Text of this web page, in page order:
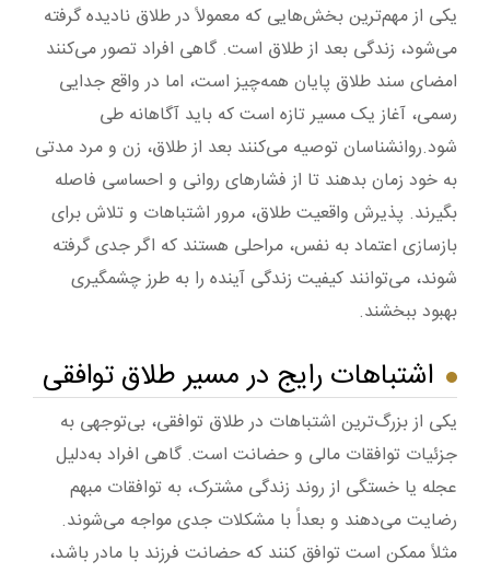
یکی از مهم‌ترین بخش‌هایی که معمولاً در طلاق نادیده گرفته
می‌شود، زندگی بعد از طلاق است. گاهی افراد تصور می‌کنند
امضای سند طلاق پایان همه‌چیز است، اما در واقع جدایی
رسمی، آغاز یک مسیر تازه است که باید آگاهانه طی
شود.روانشناسان توصیه می‌کنند بعد از طلاق، زن و مرد مدتی
به خود زمان بدهند تا از فشارهای روانی و احساسی فاصله
بگیرند. پذیرش واقعیت طلاق، مرور اشتباهات و تلاش برای
بازسازی اعتماد به نفس، مراحلی هستند که اگر جدی گرفته
شوند، می‌توانند کیفیت زندگی آینده را به طرز چشمگیری
بهبود ببخشند.
اشتباهات رایج در مسیر طلاق توافقی
یکی از بزرگ‌ترین اشتباهات در طلاق توافقی، بی‌توجهی به
جزئیات توافقات مالی و حضانت است. گاهی افراد به‌دلیل
عجله یا خستگی از روند زندگی مشترک، به توافقات مبهم
رضایت می‌دهند و بعداً با مشکلات جدی مواجه می‌شوند.
مثلاً ممکن است توافق کنند که حضانت فرزند با مادر باشد،